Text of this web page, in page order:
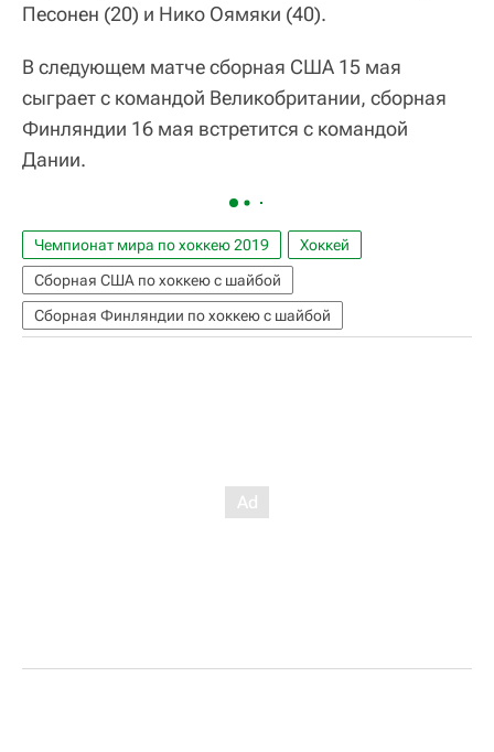
Песонен (20) и Нико Оямяки (40).
В следующем матче сборная США 15 мая
сыграет с командой Великобритании, сборная
Финляндии 16 мая встретится с командой
Дании.
Чемпионат мира по хоккею 2019
Хоккей
Сборная США по хоккею с шайбой
Сборная Финляндии по хоккею с шайбой